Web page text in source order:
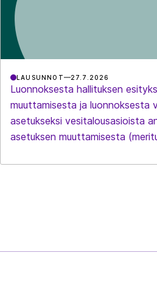
LAUSUNNOT 27.7.2026
Luonnoksesta hallituksen
muuttamisesta ja luonnoksesta
asetukseksi vesitalousasioista
asetuksen muuttamisesta